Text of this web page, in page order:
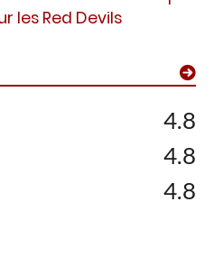
les Red Devils
4.8
4.8
4.8